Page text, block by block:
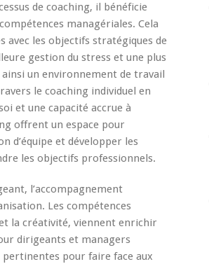
de coaching, il bénéficie
managériales. Cela
avec les objectifs stratégiques de
gestion du stress et une plus
un environnement de travail
le coaching individuel en
et une capacité accrue à
offrent un espace pour
d’équipe et développer les
les objectifs professionnels.
l’accompagnement
Les compétences
la créativité, viennent enrichir
dirigeants et managers
pour faire face aux